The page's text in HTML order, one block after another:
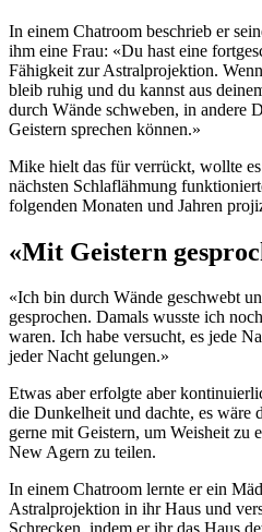
In einem Chatroom beschrieb er
ihm eine Frau: «Du hast eine
Fähigkeit zur Astralprojektion.
bleib ruhig und du kannst aus
durch Wände schweben, in andere
Geistern sprechen können.»
Mike hielt das für verrückt, wollte
nächsten Schlaflähmung
folgenden Monaten und Jahren
«Mit Geistern
«Ich bin durch Wände geschwebt
gesprochen. Damals wusste ich
waren. Ich habe versucht, es jede
jeder Nacht gelungen.»
Etwas aber erfolgte aber
die Dunkelheit und dachte, es wäre
gerne mit Geistern, um Weisheit zu
New Agern zu teilen.
In einem Chatroom lernte er ein
Astralprojektion in ihr Haus und